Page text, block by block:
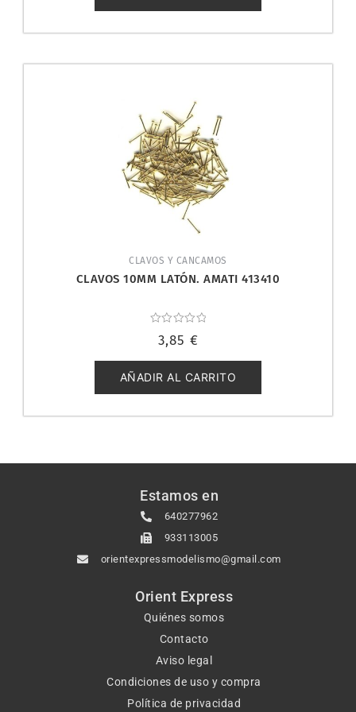
CLAVOS Y CANCAMOS
CLAVOS 10MM LATÓN. AMATI 413410
con
de
5
3,85 €
AÑADIR AL CARRITO
Estamos en
640277962
933113005
orientexpressmodelismo@gmail.com
Orient Express
Quiénes somos
Contacto
Aviso legal
Condiciones de uso y compra
Política de privacidad